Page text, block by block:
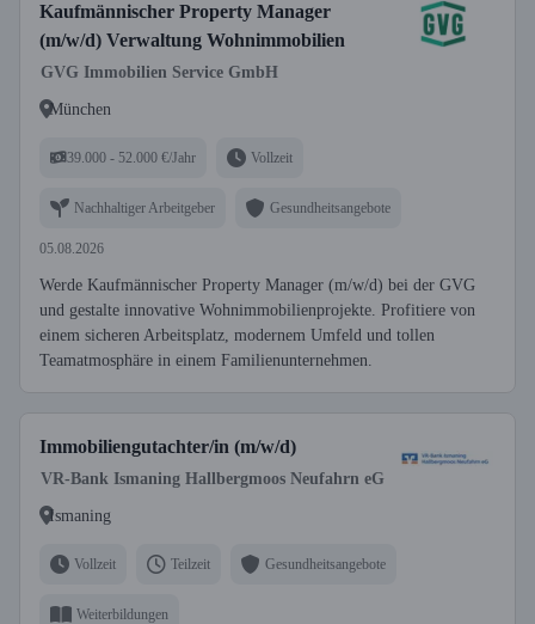
Kaufmännischer Property Manager
(m/w/d) Verwaltung Wohnimmobilien
GVG Immobilien Service GmbH
München
39.000 - 52.000 €/Jahr Vollzeit
Nachhaltiger Arbeitgeber Gesundheitsangebote
05.08.2026
Werde Kaufmännischer Property Manager (m/w/d) bei der GVG
und gestalte innovative Wohnimmobilienprojekte. Profitiere von
einem sicheren Arbeitsplatz, modernem Umfeld und tollen
Teamatmosphäre in einem Familienunternehmen.
Immobiliengutachter/in (m/w/d)
VR-Bank Ismaning Hallbergmoos Neufahrn eG
Ismaning
Vollzeit Teilzeit Gesundheitsangebote
Weiterbildungen